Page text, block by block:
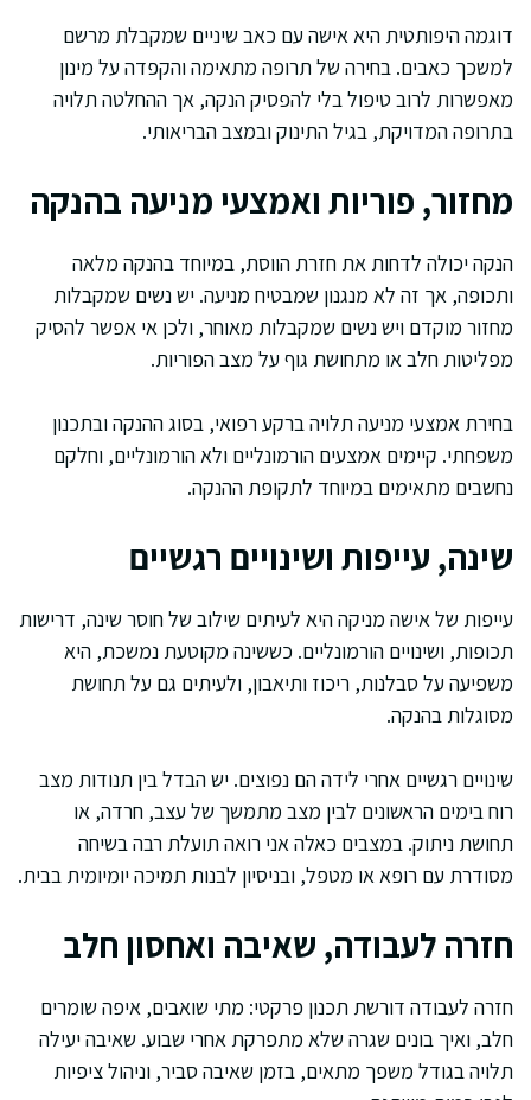
דוגמה היפותטית היא אישה עם כאב שיניים שמקבלת מרשם
למשכך כאבים. בחירה של תרופה מתאימה והקפדה על מינון
מאפשרות לרוב טיפול בלי להפסיק הנקה, אך ההחלטה תלויה
בתרופה המדויקת, בגיל התינוק ובמצב הבריאותי.
מחזור, פוריות ואמצעי מניעה בהנקה
הנקה יכולה לדחות את חזרת הווסת, במיוחד בהנקה מלאה
ותכופה, אך זה לא מנגנון שמבטיח מניעה. יש נשים שמקבלות
מחזור מוקדם ויש נשים שמקבלות מאוחר, ולכן אי אפשר להסיק
מפליטות חלב או מתחושת גוף על מצב הפוריות.
בחירת אמצעי מניעה תלויה ברקע רפואי, בסוג ההנקה ובתכנון
משפחתי. קיימים אמצעים הורמונליים ולא הורמונליים, וחלקם
נחשבים מתאימים במיוחד לתקופת ההנקה.
שינה, עייפות ושינויים רגשיים
עייפות של אישה מניקה היא לעיתים שילוב של חוסר שינה, דרישות
תכופות, ושינויים הורמונליים. כששינה מקוטעת נמשכת, היא
משפיעה על סבלנות, ריכוז ותיאבון, ולעיתים גם על תחושת
מסוגלות בהנקה.
שינויים רגשיים אחרי לידה הם נפוצים. יש הבדל בין תנודות מצב
רוח בימים הראשונים לבין מצב מתמשך של עצב, חרדה, או
תחושת ניתוק. במצבים כאלה אני רואה תועלת רבה בשיחה
מסודרת עם רופא או מטפל, ובניסיון לבנות תמיכה יומיומית בבית.
חזרה לעבודה, שאיבה ואחסון חלב
חזרה לעבודה דורשת תכנון פרקטי: מתי שואבים, איפה שומרים
חלב, ואיך בונים שגרה שלא מתפרקת אחרי שבוע. שאיבה יעילה
תלויה בגודל משפך מתאים, בזמן שאיבה סביר, וניהול ציפיות